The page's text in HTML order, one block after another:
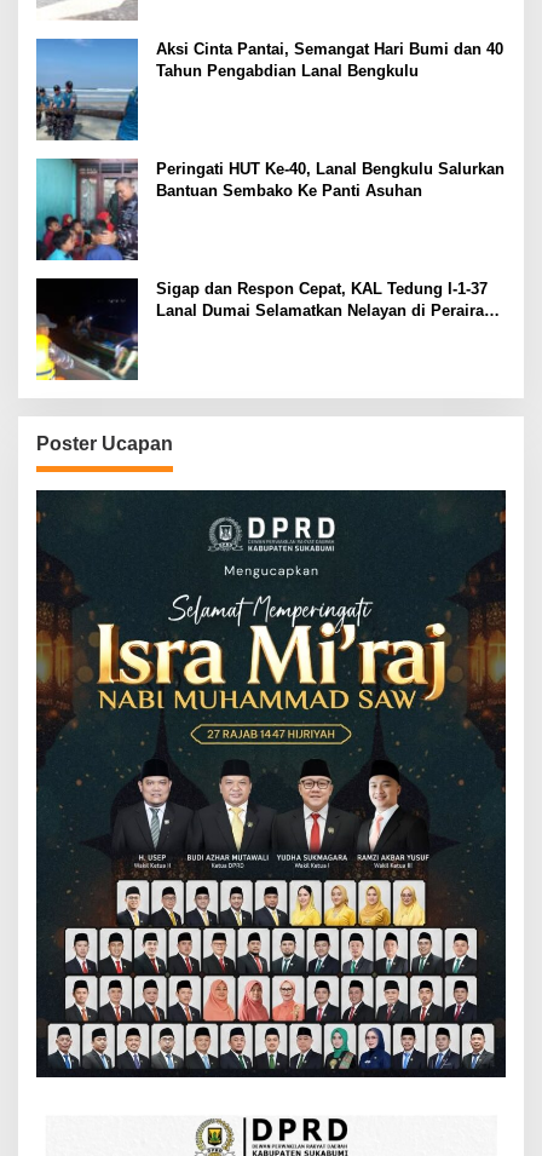
Aksi Cinta Pantai, Semangat Hari Bumi dan 40
Tahun Pengabdian Lanal Bengkulu
Peringati HUT Ke-40, Lanal Bengkulu Salurkan
Bantuan Sembako Ke Panti Asuhan
Sigap dan Respon Cepat, KAL Tedung I-1-37
Lanal Dumai Selamatkan Nelayan di Perairan
Poster Ucapan